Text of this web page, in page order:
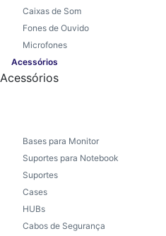
Caixas de Som
Fones de Ouvido
Microfones
Acessórios
Acessórios
Bases para Monitor
Suportes para Notebook
Suportes
Cases
HUBs
Cabos de Segurança